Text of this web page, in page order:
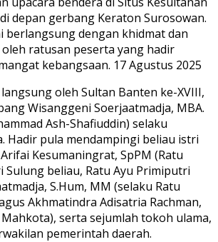
depan gerbang Keraton Surosowan.
berlangsung dengan khidmat dan
ratusan peserta yang hadir
kebangsaan. 17 Agustus 2025
oleh Sultan Banten ke-XVIII,
Wisanggeni Soerjaatmadja, MBA.
Ash-Shafiuddin) selaku
Hadir pula mendampingi beliau istri
Kesumaningrat, SpPM (Ratu
Sulung beliau, Ratu Ayu Primiputri
S.Hum, MM (selaku Ratu
Akhmatindra Adisatria Rachman,
serta sejumlah tokoh ulama,
pemerintah daerah.